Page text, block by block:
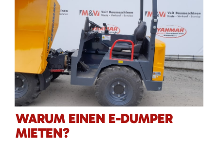
WARUM EINEN E-DUMPER
MIETEN?